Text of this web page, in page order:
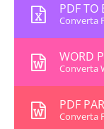
PDF TO
Converta
WORD
Converta
PDF
Converta